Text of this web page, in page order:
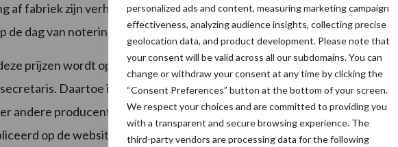
personalized ads and content, measuring marketing campaign
effectiveness, analyzing audience insights, collecting precise
geolocation data, and product development. Please note that
your consent will be valid across all our subdomains. You can
change or withdraw your consent at any time by clicking the
“Consent Preferences” button at the bottom of your screen.
We respect your choices and are committed to providing you
with a transparent and secure browsing experience. The
third-party vendors are processing data for the following
af fabriek zijn verhandeld. Bij de vaststelling van de noteringen baseert
de dag van notering) gangbare prijzen.
prijzen wordt op de dag voorafgaand aan de bijeenkomst van de
Daartoe informeert de secretaris binnen het
andere producenten en handelaren. Na vaststelling van de noteringen
op de website van ZuivelNL. Tevens wordt de Europese